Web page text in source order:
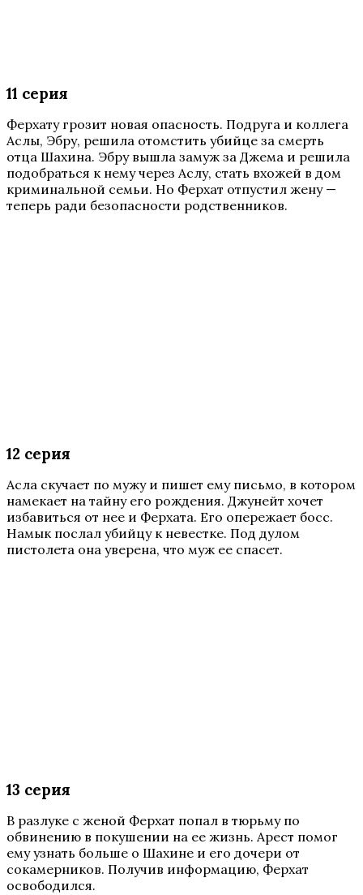
11 серия
Ферхату грозит новая опасность. Подруга и коллега
Аслы, Эбру, решила отомстить убийце за смерть
отца Шахина. Эбру вышла замуж за Джема и решила
подобраться к нему через Аслу, стать вхожей в дом
криминальной семьи. Но Ферхат отпустил жену —
теперь ради безопасности родственников.
12 серия
Асла скучает по мужу и пишет ему письмо, в котором
намекает на тайну его рождения. Джунейт хочет
избавиться от нее и Ферхата. Его опережает босс.
Намык послал убийцу к невестке. Под дулом
пистолета она уверена, что муж ее спасет.
13 серия
В разлуке с женой Ферхат попал в тюрьму по
обвинению в покушении на ее жизнь. Арест помог
ему узнать больше о Шахине и его дочери от
сокамерников. Получив информацию, Ферхат
освободился.